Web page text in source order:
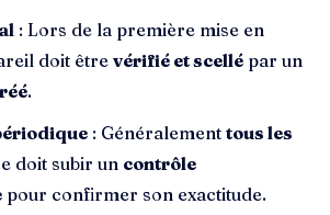
: Lors de la première mise en
doit être vérifié et scellé par un
.
: Généralement tous les
doit subir un contrôle
pour confirmer son exactitude.